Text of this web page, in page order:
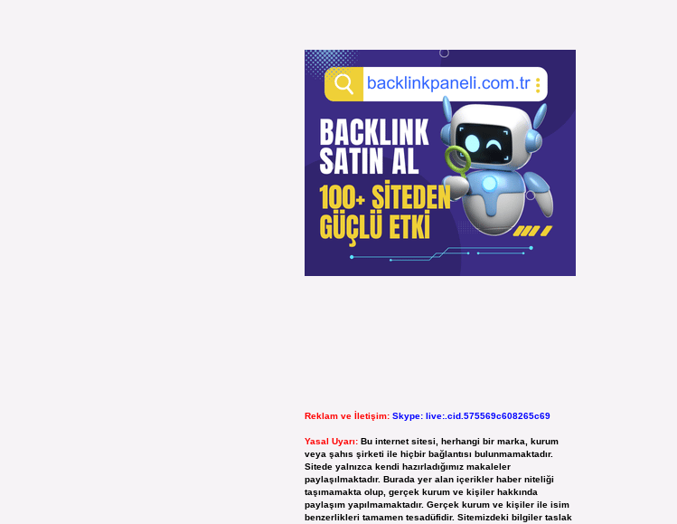
Reklam ve İletişim: Skype: live:.cid.575569c608265c69
Yasal Uyarı: Bu internet sitesi, herhangi bir marka, kurum
veya şahıs şirketi ile hiçbir bağlantısı bulunmamaktadır.
Sitede yalnızca kendi hazırladığımız makaleler
paylaşılmaktadır. Burada yer alan içerikler haber niteliği
taşımamakta olup, gerçek kurum ve kişiler hakkında
paylaşım yapılmamaktadır. Gerçek kurum ve kişiler ile isim
benzerlikleri tamamen tesadüfidir. Sitemizdeki bilgiler taslak